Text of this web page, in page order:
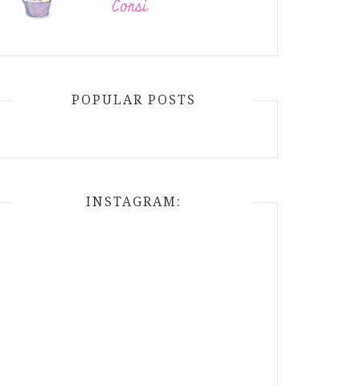
POPULAR POSTS
INSTAGRAM: